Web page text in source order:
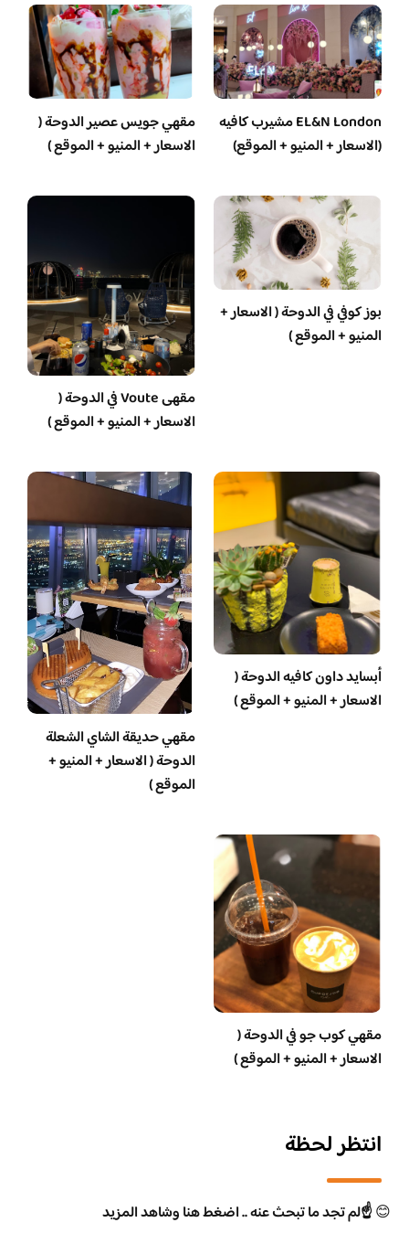
EL&N London مشيرب كافيه
(الاسعار + المنيو + الموقع)
مقهي جويس عصير الدوحة (
الاسعار + المنيو + الموقع )
بوز كوفي في الدوحة ( الاسعار +
المنيو + الموقع )
مقهى Voute في الدوحة (
الاسعار + المنيو + الموقع )
أبسايد داون كافيه الدوحة (
الاسعار + المنيو + الموقع )
مقهي حديقة الشاي الشعلة
الدوحة ( الاسعار + المنيو +
الموقع )
مقهي كوب جو في الدوحة (
الاسعار + المنيو + الموقع )
انتظر لحظة
😊☝️لم تجد ما تبحث عنه .. اضغط هنا وشاهد المزيد